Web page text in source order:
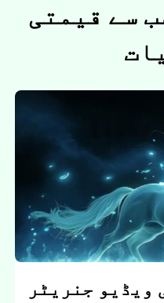
سے قیمتی
ویڈیو جنریٹر